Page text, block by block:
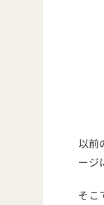
以前
ージ
そこ